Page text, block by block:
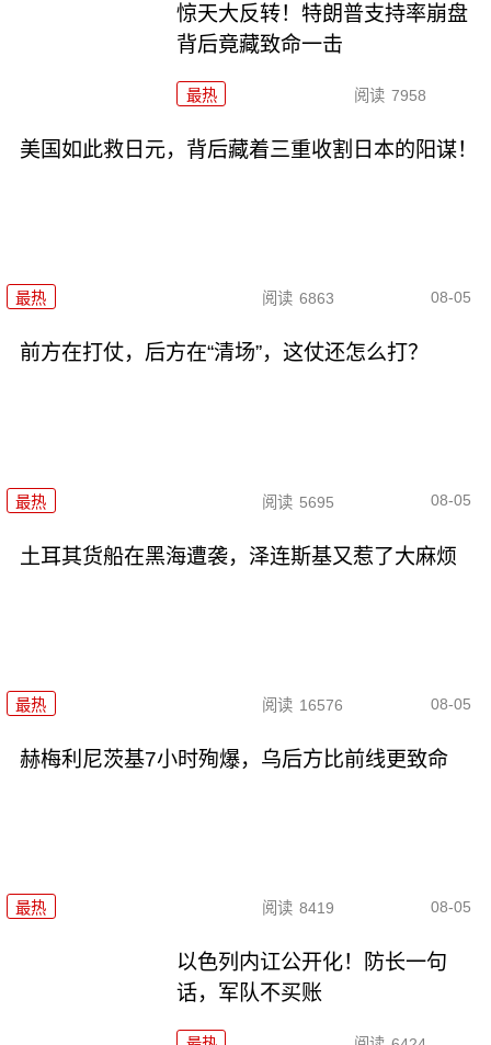
惊天大反转！特朗普支持率崩盘
背后竟藏致命一击
最热 阅读 7958
美国如此救日元，背后藏着三重收割日本的阳谋！
最热 阅读 6863 08-05
前方在打仗，后方在“清场”，这仗还怎么打？
最热 阅读 5695 08-05
土耳其货船在黑海遭袭，泽连斯基又惹了大麻烦
最热 阅读 16576 08-05
赫梅利尼茨基7小时殉爆，乌后方比前线更致命
最热 阅读 8419 08-05
以色列内讧公开化！防长一句
话，军队不买账